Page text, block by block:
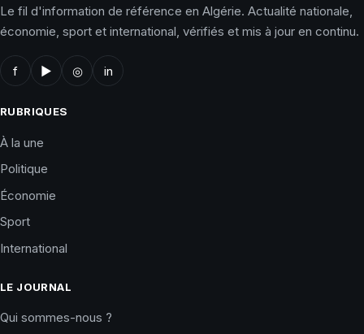
Le fil d'information de référence en Algérie. Actualité nationale,
économie, sport et international, vérifiés et mis à jour en continu.
f ▶ ◎ in
RUBRIQUES
À la une
Politique
Économie
Sport
International
LE JOURNAL
Qui sommes-nous ?